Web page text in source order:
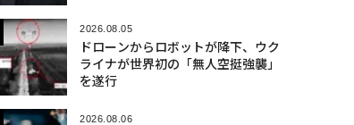
2026.08.05
ドローンからロボットが降下、ウク
ライナが世界初の「無人空挺強襲」
を遂行
2026.08.06